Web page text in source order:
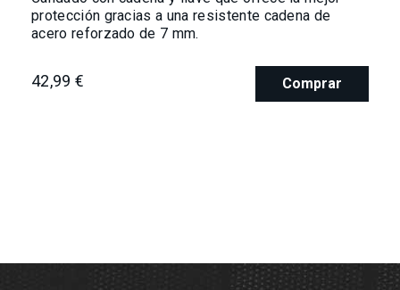
protección gracias a una resistente cadena de
acero reforzado de 7 mm.
42,99 € Comprar